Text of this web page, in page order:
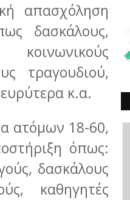
απασχόληση
δασκάλους,
τραγουδιού,
κ.α.
ατόμων 18-60,
όπως:
δασκάλους
καθηγητές